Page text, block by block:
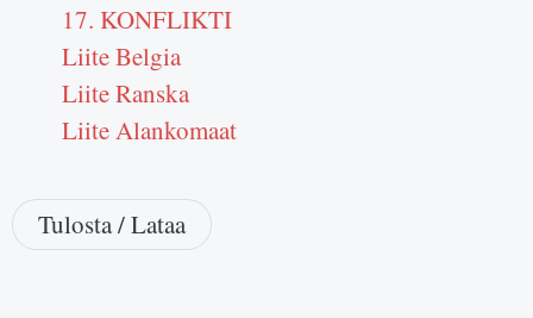
17. KONFLIKTI
Liite Belgia
Liite Ranska
Liite Alankomaat
Tulosta / Lataa